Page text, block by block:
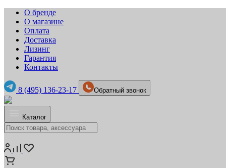
О бренде
О магазине
Оплата
Доставка
Лизинг
Гарантия
Контакты
8 (495) 136-23-17 Обратный звонок
Каталог